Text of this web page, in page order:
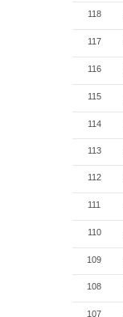
118
117
116
115
114
113
112
111
110
109
108
107